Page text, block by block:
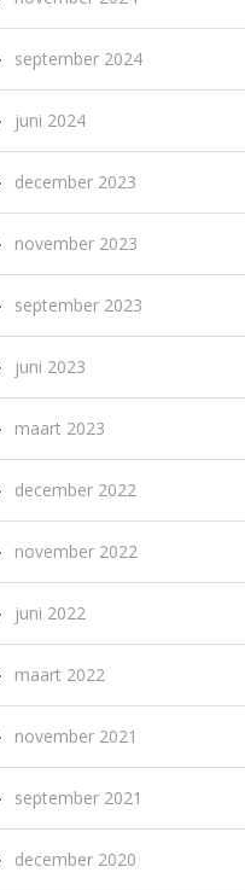
september 2024
juni 2024
december 2023
november 2023
september 2023
juni 2023
maart 2023
december 2022
november 2022
juni 2022
maart 2022
november 2021
september 2021
december 2020